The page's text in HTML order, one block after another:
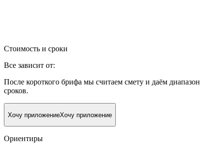
Стоимость и сроки
Все зависит от:
После короткого брифа мы считаем смету и даём диапазон
сроков.
Хочу приложениеХочу приложение
Ориентиры